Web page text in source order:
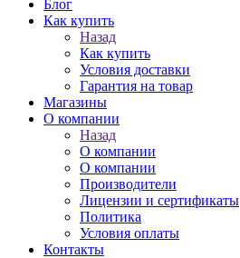
Блог
Как купить
Назад
Как купить
Условия доставки
Гарантия на товар
Магазины
О компании
Назад
О компании
О компании
Производители
Лицензии и сертификаты
Политика
Условия оплаты
Контакты